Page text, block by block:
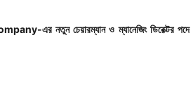
এর নতুন চেয়ারম্যান ও ম্যানেজিং ডিরেক্টর পদে